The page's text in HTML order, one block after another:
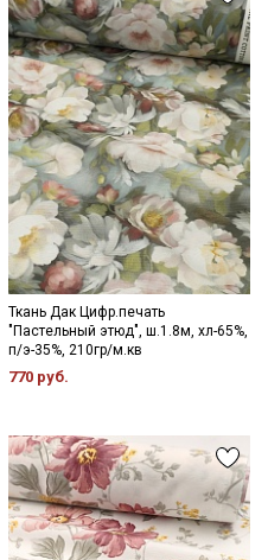
от оригинального
вашего монитора и в
калиброванный
sRGB).
Ткань Дак Цифр.печать
"Пастельный этюд", ш.1.8м, хл-65%,
п/э-35%, 210гр/м.кв
770 руб.
рекламных и